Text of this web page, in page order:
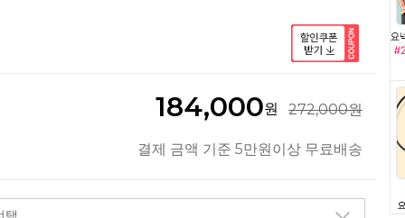
184,000원 272,000원
결제 금액 기준 5만원이상 무료배송